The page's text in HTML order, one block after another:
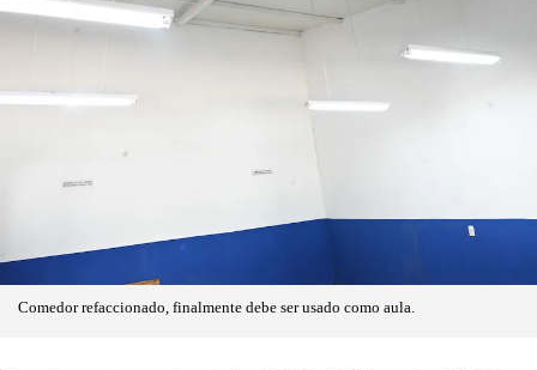
Comedor refaccionado, finalmente debe ser usado como aula.